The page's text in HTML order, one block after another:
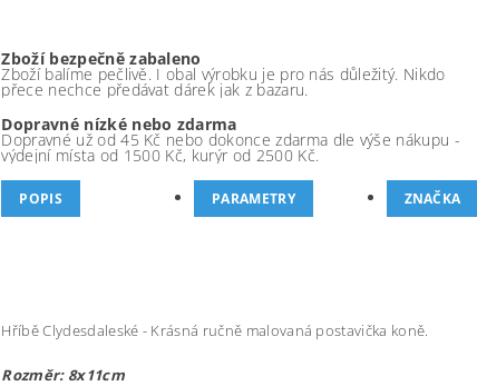
Zboží bezpečně zabaleno
Zboží balíme pečlivě. I obal výrobku je pro nás důležitý. Nikdo
přece nechce předávat dárek jak z bazaru.
Dopravné nízké nebo zdarma
Dopravné už od 45 Kč nebo dokonce zdarma dle výše nákupu -
výdejní místa od 1500 Kč, kurýr od 2500 Kč.
POPIS PARAMETRY ZNAČKA
Hříbě Clydesdaleské - Krásná ručně malovaná postavička koně.
Rozměr: 8x11cm